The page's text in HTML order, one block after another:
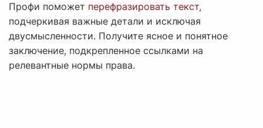
Профи поможет перефразировать текст,
подчеркивая важные детали и исключая
двусмысленности. Получите ясное и понятное
заключение, подкрепленное ссылками на
релевантные нормы права.